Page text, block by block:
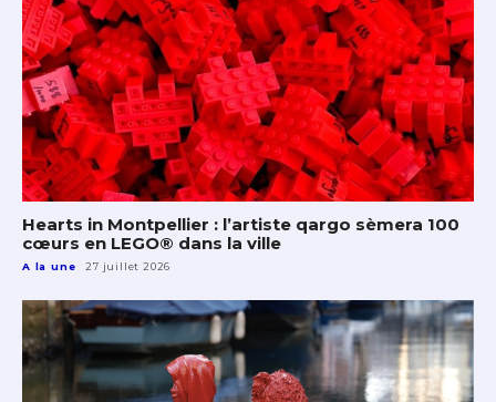
Hearts in Montpellier : l’artiste qargo sèmera 100
cœurs en LEGO® dans la ville
A la une 27 juillet 2026